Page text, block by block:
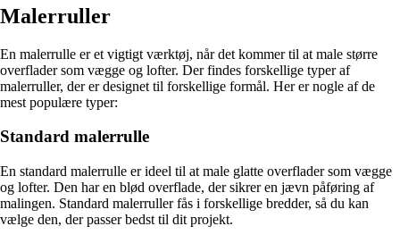
Malerruller
En malerrulle er et vigtigt værktøj, når det kommer til at male større
overflader som vægge og lofter. Der findes forskellige typer af
malerruller, der er designet til forskellige formål. Her er nogle af de
mest populære typer:
Standard malerrulle
En standard malerrulle er ideel til at male glatte overflader som vægge
og lofter. Den har en blød overflade, der sikrer en jævn påføring af
malingen. Standard malerruller fås i forskellige bredder, så du kan
vælge den, der passer bedst til dit projekt.